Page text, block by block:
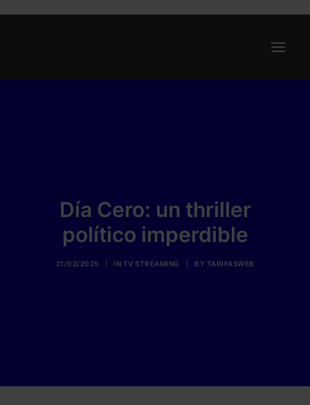
Compañías
Día Cero: un thriller
político imperdible
21/02/2025 IN TV STREAMING BY TARIFASWEB